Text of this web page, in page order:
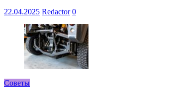
22.04.2025 Redactor 0
Советы